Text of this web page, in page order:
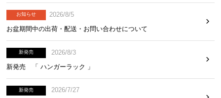
商品サイズ
※単位は「センチメートル」になります
お知らせ
2026/8/5
お盆期間中の出荷・配送・お問い合わせについて
新発売
2026/8/3
新発売 「 ハンガーラック 」
新発売
2026/7/27